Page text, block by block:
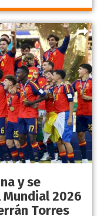
y se
2026
Torres